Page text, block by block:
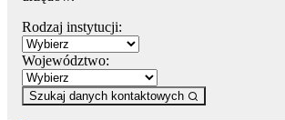
Rodzaj instytucji:
Województwo:
Szukaj danych kontaktowych